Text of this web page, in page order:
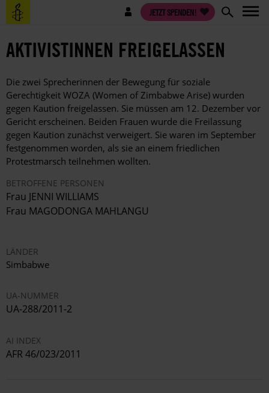
Direkt
zum
Benutzermenü JETZT SPENDEN!
AKTIVISTINNEN FREIGELASSEN
Die zwei Sprecherinnen der Bewegung für soziale
Gerechtigkeit WOZA (Women of Zimbabwe Arise) wurden
gegen Kaution freigelassen. Sie müssen am 12. Dezember vor
Gericht erscheinen. Beiden Frauen wurde die Freilassung
gegen Kaution zunächst verweigert. Sie waren im September
festgenommen worden, als sie an einem friedlichen
Protestmarsch teilnehmen wollten.
BETROFFENE PERSONEN
Frau JENNI WILLIAMS
Frau MAGODONGA MAHLANGU
LÄNDER
Simbabwe
UA-NUMMER
UA-288/2011-2
AI INDEX
AFR 46/023/2011